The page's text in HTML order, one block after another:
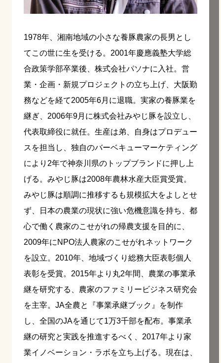
1978年、湘南地域の小さな養豚農家の長男とし
てこの世に生を受ける。2001年慶應義塾大学総
合政策学部卒業後、株式会社パソナに入社。営
業・企画・新規プロジェクトの立ち上げ、大阪勤
務などを経て2005年6月に退職。実家の養豚業を
継ぎ、2006年9月に株式会社みやじ豚を設立し、
代表取締役に就任。生産は弟、自身はプロデュー
スを担当し、独自のバーベキューマーケティング
により2年で神奈川県のトップブランドに押し上
げる。みやじ豚は2008年農林水産大臣賞受賞。
みやじ豚は順調に推移するも規模拡大をよしとせ
ず、日本の農業の現状に強い危機意識を持ち、都
心で働く農家のこせがれの帰農支援を目的に、
2009年にNPO法人農家のこせがれネットワーク
を設立。2010年、地域づくり総務大臣表彰個人
表彰を受賞。2015年より丸2年間、農業の事業承
継を研究する、農家のファミリービジネス研究会
を主宰。JA全農と『事業承継ブック』を制作
し、全国のJAを通じて1万3千部を配布。事業承
継の研究と実践を推進するべく、2017年より家
業イノベーション・ラボを立ち上げる。現在は、